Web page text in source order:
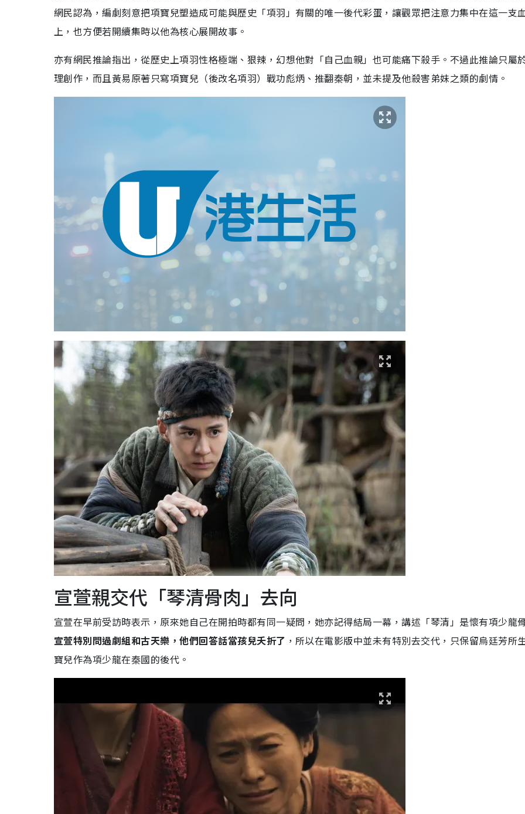
網民認為，編劇刻意把項寶兒塑造成可能與歷史「項羽」有關的唯一後代彩蛋，讓觀眾把注意力集中在這一支
上，也方便若開續集時以他為核心展開故事。
亦有網民推論指出，從歷史上項羽性格極端、狠辣，幻想他對「自己血親」也可能痛下殺手。不過此推論只屬
理創作，而且黃易原著只寫項寶兒（後改名項羽）戰功彪炳、推翻秦朝，並未提及他殺害弟妹之類的劇情。
宣萱親交代「琴清骨肉」去向
宣萱在早前受訪時表示，原來她自己在開拍時都有同一疑問，她亦記得結局一幕，講述「琴清」是懷有項少龍
宣萱特別問過劇組和古天樂，他們回答話當孩兒夭折了 ，所以在電影版中並未有特別去交代，只保留烏廷芳所
寶兒作為項少龍在秦國的後代。